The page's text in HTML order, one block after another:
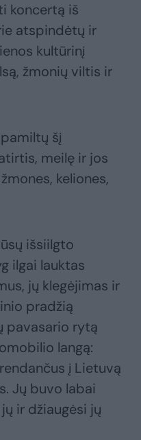
koncertą iš
atspindėtų ir
kultūrinį
žmonių viltis ir
šį
meilę ir jos
keliones,
išsiilgto
ilgai lauktas
jų klegėjimas ir
pradžią
pavasario rytą
langą:
į Lietuvą
Jų buvo labai
ir džiaugėsi jų